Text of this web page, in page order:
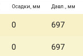
Осадки, мм Давл., мм
0 697
0 697